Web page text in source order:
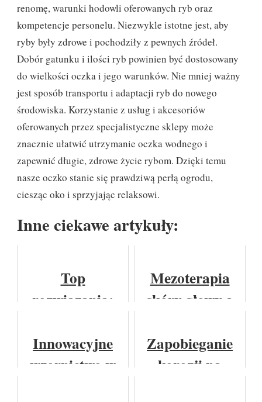
renomę, warunki hodowli oferowanych ryb oraz
kompetencje personelu. Niezwykle istotne jest, aby
ryby były zdrowe i pochodziły z pewnych źródeł.
Dobór gatunku i ilości ryb powinien być dostosowany
do wielkości oczka i jego warunków. Nie mniej ważny
jest sposób transportu i adaptacji ryb do nowego
środowiska. Korzystanie z usług i akcesoriów
oferowanych przez specjalistyczne sklepy może
znacznie ułatwić utrzymanie oczka wodnego i
zapewnić długie, zdrowe życie rybom. Dzięki temu
nasze oczko stanie się prawdziwą perłą ogrodu,
ciesząc oko i sprzyjając relaksowi.
Inne ciekawe artykuły:
Top
rozwiązania:
damskie w
nowoczesnym
Mezoterapia
skóry głowy a
osób z alergią
skórną
Innowacyjne
wzornictwo w
Zapobieganie
korozji na